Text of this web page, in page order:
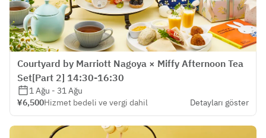
Courtyard by Marriott Nagoya × Miffy Afternoon Tea
Set[Part 2] 14:30-16:30
1 Ağu - 31 Ağu
¥6,500Hizmet bedeli ve vergi dahil Detayları göster